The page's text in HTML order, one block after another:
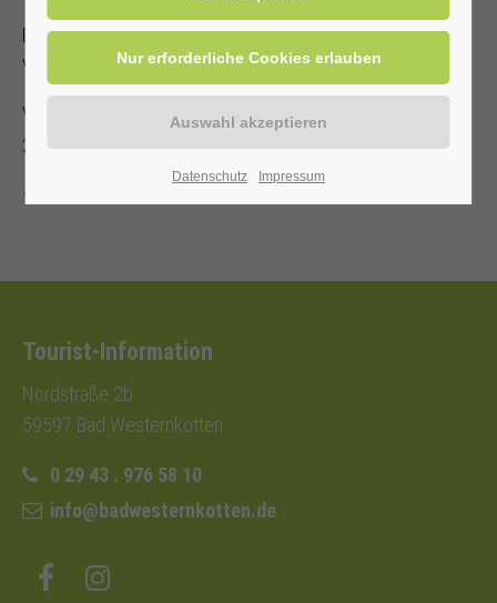
Es steht nur eine begrenzte Anzahl an Sitzplätzen zur
Verfügung!
Veranstalter: Kurverwaltung Bad Westernkotten, Telefon: 0
29 43 . 976 58 10
Tourist-Information
Nordstraße 2b
59597 Bad Westernkotten
0 29 43 . 976 58 10
info@badwesternkotten.de
Datenschutz Impressum